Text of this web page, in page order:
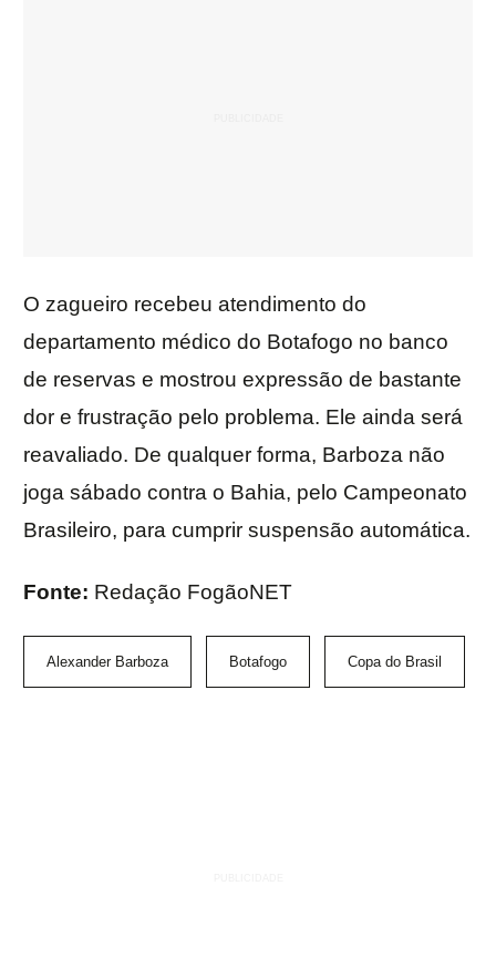
O zagueiro recebeu atendimento do
departamento médico do Botafogo no banco
de reservas e mostrou expressão de bastante
dor e frustração pelo problema. Ele ainda será
reavaliado. De qualquer forma, Barboza não
joga sábado contra o Bahia, pelo Campeonato
Brasileiro, para cumprir suspensão automática.
Fonte: Redação FogãoNET
Alexander Barboza Botafogo Copa do Brasil